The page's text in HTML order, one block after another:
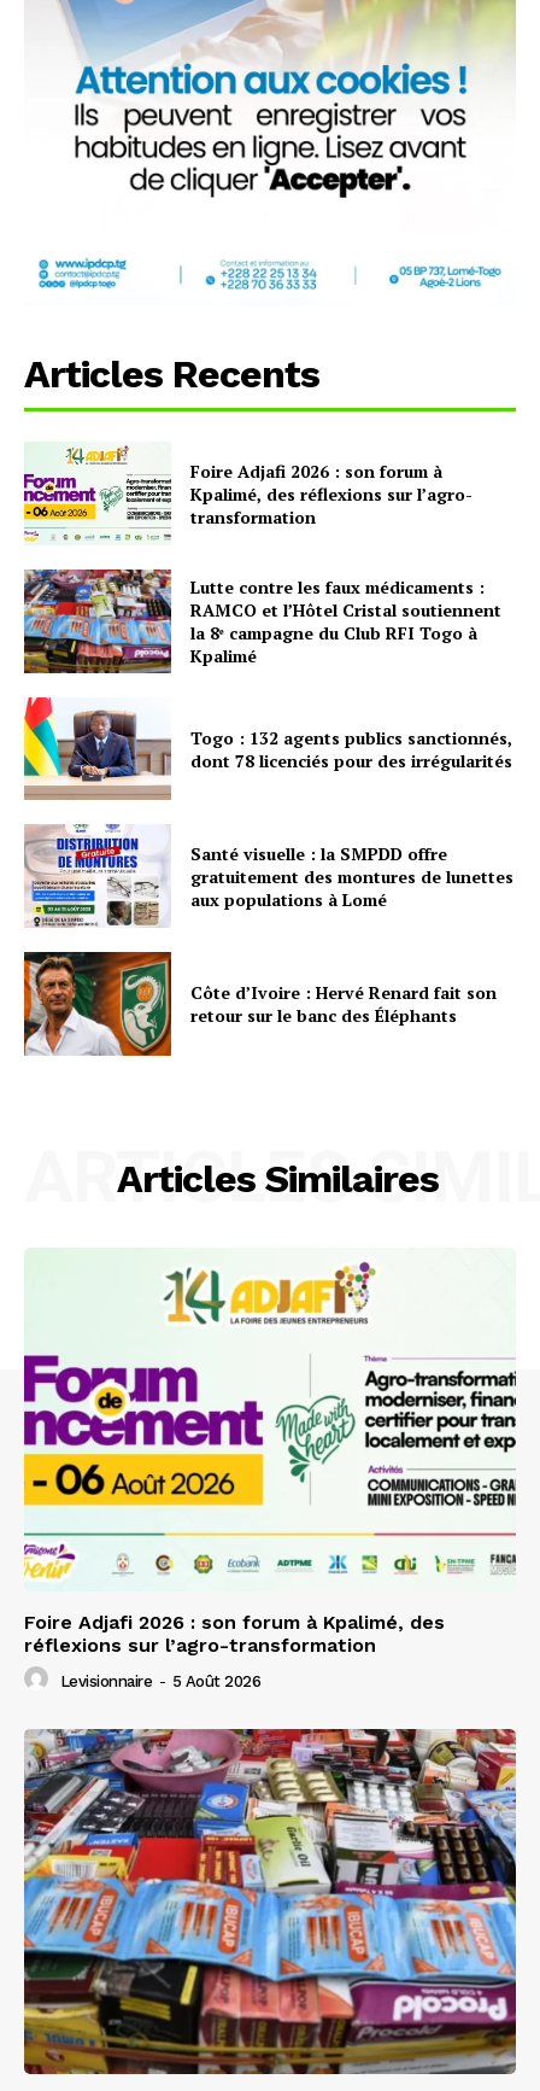
Articles Recents
Foire Adjafi 2026 : son forum à
Kpalimé, des réflexions sur l’agro-
transformation
Lutte contre les faux médicaments :
RAMCO et l’Hôtel Cristal soutiennent
la 8ᵉ campagne du Club RFI Togo à
Kpalimé
Togo : 132 agents publics sanctionnés,
dont 78 licenciés pour des irrégularités
Santé visuelle : la SMPDD offre
gratuitement des montures de lunettes
aux populations à Lomé
Côte d’Ivoire : Hervé Renard fait son
retour sur le banc des Éléphants
Articles Similaires
ARTICLES
Foire Adjafi 2026 : son forum à Kpalimé, des
réflexions sur l’agro-transformation
Levisionnaire - 5 Août 2026